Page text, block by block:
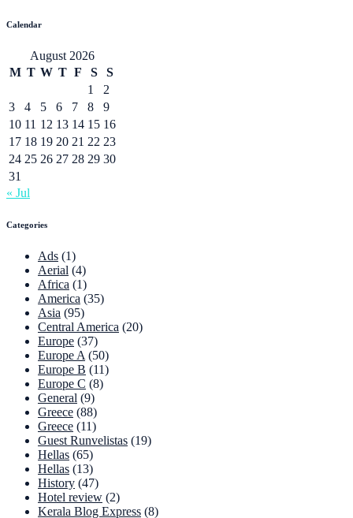
Calendar
August 2026
M T W T F S
S
1
2
3
4 5 6 7 8
9
10 11 12 13 14 15 16
17 18 19 20 21 22 23
24 25 26 27 28 29 30
31
« Jul
Categories
Ads (1)
Aerial (4)
Africa (1)
America (35)
Asia (95)
Central America (20)
Europe (37)
Europe A (50)
Europe B (11)
Europe C (8)
General (9)
Greece (88)
Greece (11)
Guest Runvelistas (19)
Hellas (65)
Hellas (13)
History (47)
Hotel review (2)
Kerala Blog Express (8)